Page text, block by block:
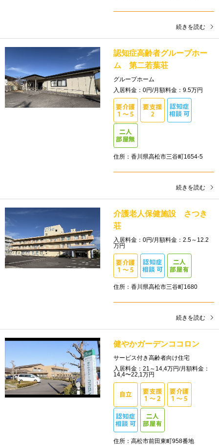
続きを読む
認知症高齢者グループホー
ム 第二若葉荘
グループホーム
入居料金：0円/月額料金：9.5万円
住所：香川県高松市三谷町1654-5
続きを読む
介護老人保健施設 さつき
荘
入居料金：0円/月額料金：2.5～12.2
万円
住所：香川県高松市三谷町1680
続きを読む
健やかガーデンココロン
サービス付き高齢者向け住宅
入居料金：21～14,4万円/月額料金：
14,4〜22,1万円
住所：高松市前田東町958番地